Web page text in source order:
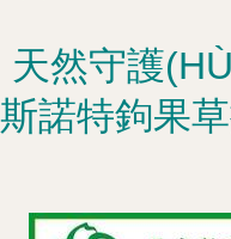
天然守護
斯諾特鉤果